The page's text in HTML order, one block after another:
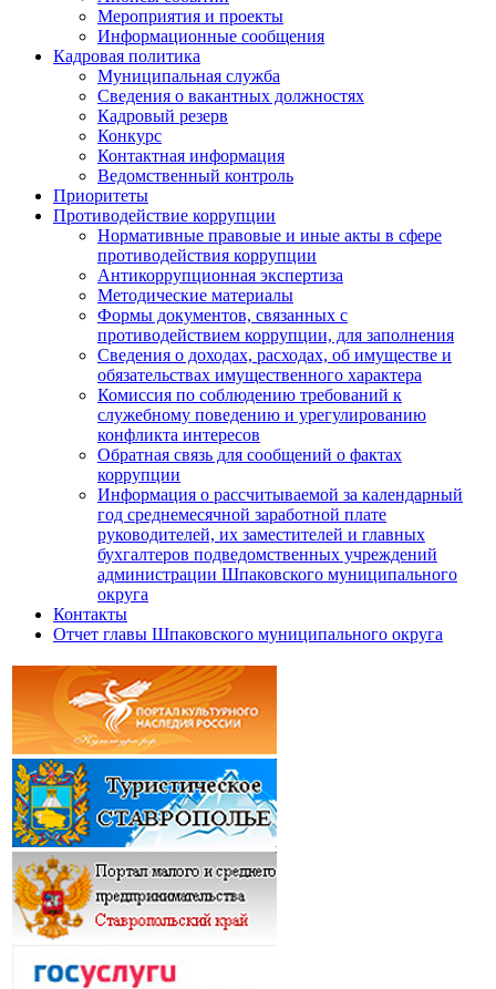
Мероприятия и проекты
Информационные сообщения
Кадровая политика
Муниципальная служба
Сведения о вакантных должностях
Кадровый резерв
Конкурс
Контактная информация
Ведомственный контроль
Приоритеты
Противодействие коррупции
Нормативные правовые и иные акты в сфере
противодействия коррупции
Антикоррупционная экспертиза
Методические материалы
Формы документов, связанных с
противодействием коррупции, для заполнения
Сведения о доходах, расходах, об имуществе и
обязательствах имущественного характера
Комиссия по соблюдению требований к
служебному поведению и урегулированию
конфликта интересов
Обратная связь для сообщений о фактах
коррупции
Информация о рассчитываемой за календарный
год среднемесячной заработной плате
руководителей, их заместителей и главных
бухгалтеров подведомственных учреждений
администрации Шпаковского муниципального
округа
Контакты
Отчет главы Шпаковского муниципального округа